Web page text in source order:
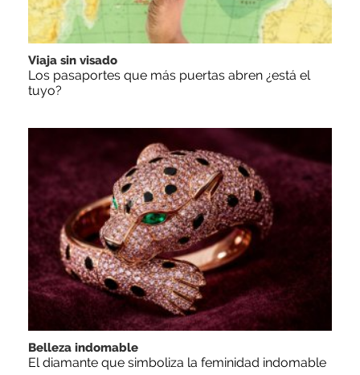
Viaja sin visado
Los pasaportes que más puertas abren ¿está el
tuyo?
Belleza indomable
El diamante que simboliza la feminidad indomable